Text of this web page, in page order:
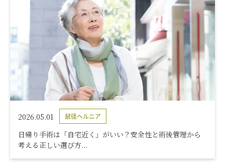
2026.05.01 鼠径ヘルニア
日帰り手術は「自宅近く」がいい？安全性と術後管理から
考える正しい選び方...